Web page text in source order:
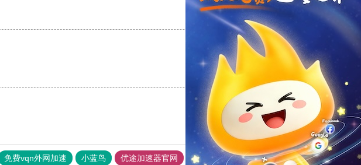
反对
反对[0]
免费vqn外网加速 小蓝鸟 优途加速器官网 风驰加速器 旋风加速器 八戒看书